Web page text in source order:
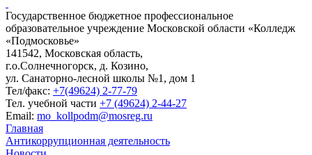
Государственное бюджетное профессиональное
образовательное учреждение Московской области «Колледж
«Подмосковье»
141542, Московская область,
г.о.Солнечногорск, д. Козино,
ул. Санаторно-лесной школы №1, дом 1
Тел/факс: +7(49624) 2-77-79
Тел. учебной части +7 (49624) 2-44-27
Email: mo_kollpodm@mosreg.ru
Главная
Антикоррупционная деятельность